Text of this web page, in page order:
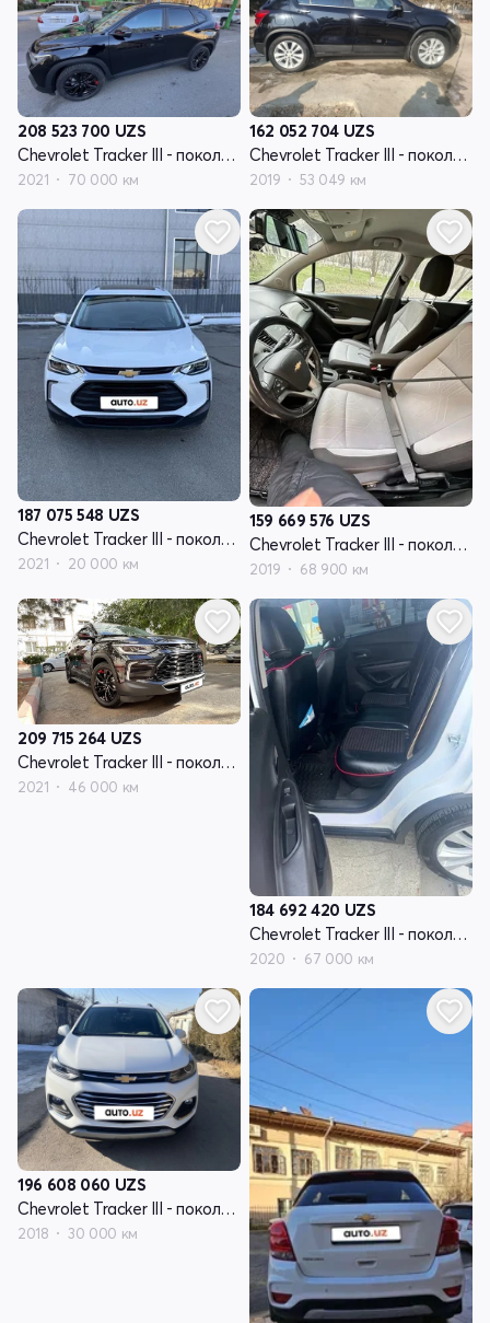
208 523 700 UZS
Chevrolet Tracker III - поколение рестайлинг
2021 70 000 км
162 052 704 UZS
Chevrolet Tracker III - поколение рестайлинг
2019 53 049 км
187 075 548 UZS
Chevrolet Tracker III - поколение рестайлинг
2021 20 000 км
159 669 576 UZS
Chevrolet Tracker III - поколение рестайлинг
2019 68 900 км
209 715 264 UZS
Chevrolet Tracker III - поколение рестайлинг
2021 46 000 км
184 692 420 UZS
Chevrolet Tracker III - поколение рестайлинг
2020 67 000 км
196 608 060 UZS
Chevrolet Tracker III - поколение рестайлинг
2018 30 000 км